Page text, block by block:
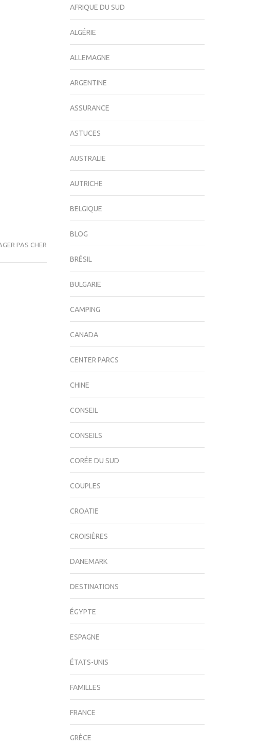
PAS CHER
AFRIQUE DU SUD
ALGÉRIE
ALLEMAGNE
ARGENTINE
ASSURANCE
ASTUCES
AUSTRALIE
AUTRICHE
BELGIQUE
BLOG
BRÉSIL
BULGARIE
CAMPING
CANADA
CENTER PARCS
CHINE
CONSEIL
CONSEILS
CORÉE DU SUD
COUPLES
CROATIE
CROISIÈRES
DANEMARK
DESTINATIONS
ÉGYPTE
ESPAGNE
ÉTATS-UNIS
FAMILLES
FRANCE
GRÈCE